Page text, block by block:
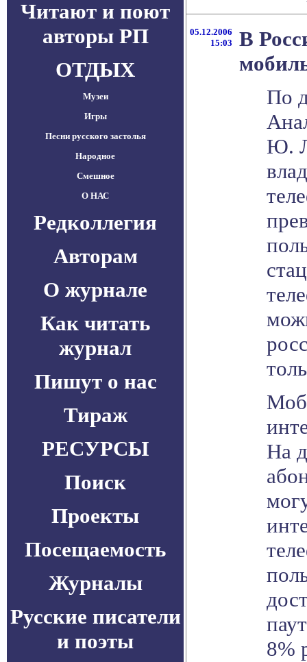
Читают и поют
авторы РП
ОТДЫХ
Музеи
Игры
Песни русского застолья
Народное
Смешное
О НАС
Редколлегия
Авторам
О журнале
Как читать
журнал
Пишут о нас
Тираж
РЕСУРСЫ
Поиск
Проекты
Посещаемость
Журналы
Русские писатели
и поэты
05.12.2006
15:03
В
По
Ю.
На
8%